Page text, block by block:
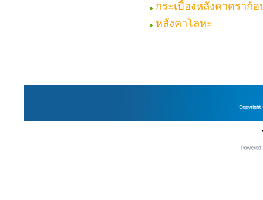
กระเบื้องหลังคาดราก้
หลังคาโลหะ